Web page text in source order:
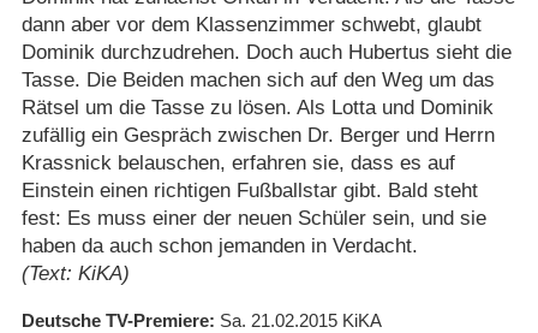
dann aber vor dem Klassenzimmer schwebt, glaubt
Dominik durchzudrehen. Doch auch Hubertus sieht die
Tasse. Die Beiden machen sich auf den Weg um das
Rätsel um die Tasse zu lösen. Als Lotta und Dominik
zufällig ein Gespräch zwischen Dr. Berger und Herrn
Krassnick belauschen, erfahren sie, dass es auf
Einstein einen richtigen Fußballstar gibt. Bald steht
fest: Es muss einer der neuen Schüler sein, und sie
haben da auch schon jemanden in Verdacht.
(Text: KiKA)
Deutsche TV-Premiere Sa. 21.02.2015 KiKA